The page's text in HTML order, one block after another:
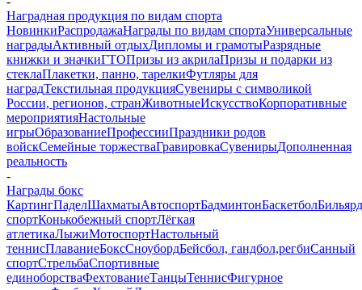
Наградная продукция по видам спорта
НовинкиРаспродажаНаграды по видам спортаУниверсальные
наградыАктивный отдыхДипломы и грамотыРазрядные
книжки и значкиГТОПризы из акрилаПризы и подарки из
стеклаПлакетки, панно, тарелкиФутляры для
наградТекстильная продукцияСувениры с символикой
России, регионов, странЖивотныеИскусствоКорпоративные
мероприятияНастольные
игрыОбразованиеПрофессииПраздники родов
войскСемейные торжестваГравировкаСувенирыДополненная
реальность
-
Награды бокс
КартингПаделШахматыАвтоспортБадминтонБаскетболБильярд
спортКонькобежный спортЛёгкая
атлетикаЛыжиМотоспортНастольный
теннисПлаваниеБоксСноубордБейсбол, гандбол,регбиСанный
спортСтрельбаСпортивные
единоборстваФехтованиеТанцыТеннисФигурное